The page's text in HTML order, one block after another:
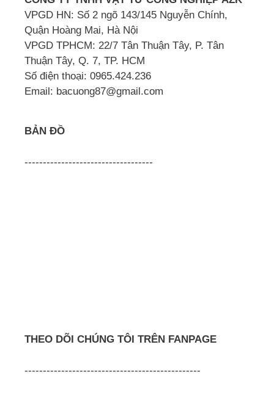
VPGD HN: Số 2 ngõ 143/145 Nguyễn Chính,
Quận Hoàng Mai, Hà Nội
VPGD TPHCM: 22/7 Tân Thuận Tây, P. Tân
Thuận Tây, Q. 7, TP. HCM
Số điện thoại: 0965.424.236
Email: bacuong87@gmail.com
BẢN ĐỒ
-----------------------------------
THEO DÕI CHÚNG TÔI TRÊN FANPAGE
------------------------------------------------